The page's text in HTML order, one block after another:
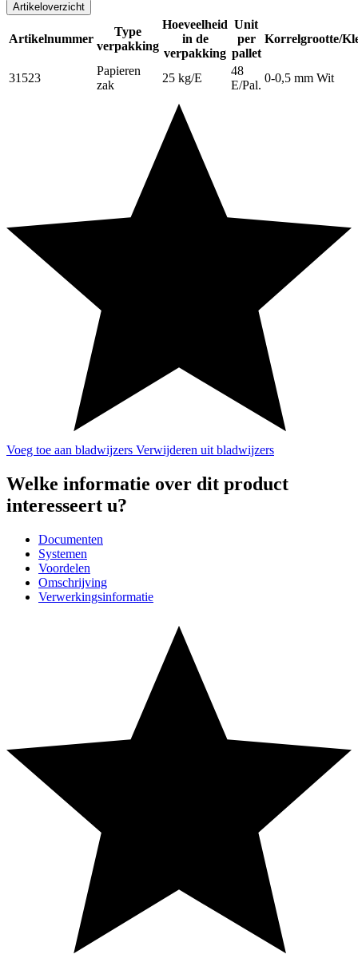
Artikeloverzicht
Artikelnummer
Type
verpakking
Hoeveelheid
in de
verpakking
Unit
per
pallet
Korrelgrootte/
31523
Papieren
zak
25 kg/E
48
E/Pal.
0-0,5 mm Wit
Voeg toe aan bladwijzers Verwijderen uit bladwijzers
Welke informatie over dit product
interesseert u?
Documenten
Systemen
Voordelen
Omschrijving
Verwerkingsinformatie